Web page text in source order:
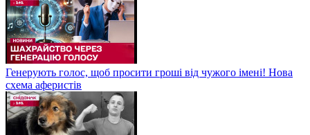
Генерують голос, щоб просити гроші від чужого імені! Нова
схема аферистів